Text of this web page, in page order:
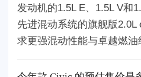
发动机的1.5L E、1.5L V和
先进混动系统的旗舰版2.0L
求更强混动性能与卓越燃油